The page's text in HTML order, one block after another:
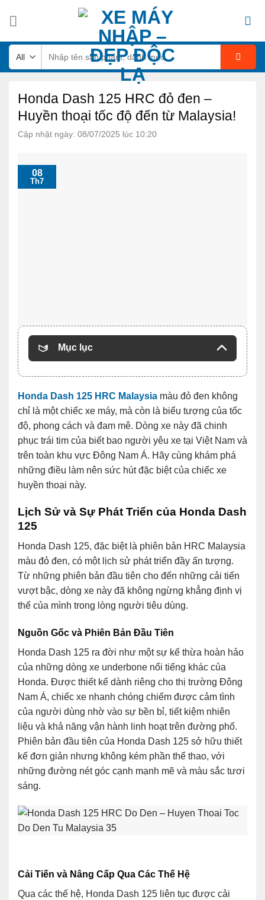
kiếm:
Honda Dash 125 HRC đỏ đen –
Huyền thoại tốc độ đến từ Malaysia!
Cập nhật ngày: 08/07/2025 lúc 10:20
08
Th7
Mục lục
Honda Dash 125 HRC Malaysia màu đỏ đen không
chỉ là một chiếc xe máy, mà còn là biểu tượng của tốc
độ, phong cách và đam mê. Dòng xe này đã chinh
phục trái tim của biết bao người yêu xe tại Việt Nam và
trên toàn khu vực Đông Nam Á. Hãy cùng khám phá
những điều làm nên sức hút đặc biệt của chiếc xe
huyền thoại này.
Lịch Sử và Sự Phát Triển của Honda Dash
125
Honda Dash 125, đặc biệt là phiên bản HRC Malaysia
màu đỏ đen, có một lịch sử phát triển đầy ấn tượng.
Từ những phiên bản đầu tiên cho đến những cải tiến
vượt bậc, dòng xe này đã không ngừng khẳng định vị
thế của mình trong lòng người tiêu dùng.
Nguồn Gốc và Phiên Bản Đầu Tiên
Honda Dash 125 ra đời như một sự kế thừa hoàn hảo
của những dòng xe underbone nổi tiếng khác của
Honda. Được thiết kế dành riêng cho thị trường Đông
Nam Á, chiếc xe nhanh chóng chiếm được cảm tình
của người dùng nhờ vào sự bền bỉ, tiết kiệm nhiên
liệu và khả năng vận hành linh hoạt trên đường phố.
Phiên bản đầu tiên của Honda Dash 125 sở hữu thiết
kế đơn giản nhưng không kém phần thể thao, với
những đường nét góc cạnh mạnh mẽ và màu sắc tươi
sáng.
Cải Tiến và Nâng Cấp Qua Các Thế Hệ
Qua các thế hệ, Honda Dash 125 liên tục được cải